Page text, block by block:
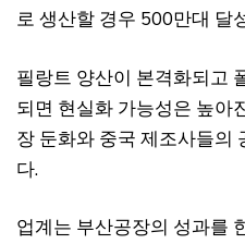
로 생산할 경우 500만대 달
필랑트 양산이 본격화되고
되면 현실화 가능성은 높아
장 둔화와 중국 제조사들의
다.
업계는 부산공장의 성과를